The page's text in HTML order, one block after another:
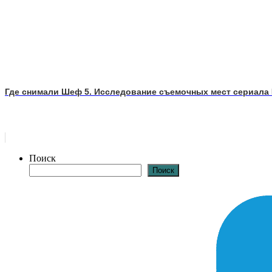
Где снимали Шеф 5. Исследование съемочных мест
Поиск
Поиск